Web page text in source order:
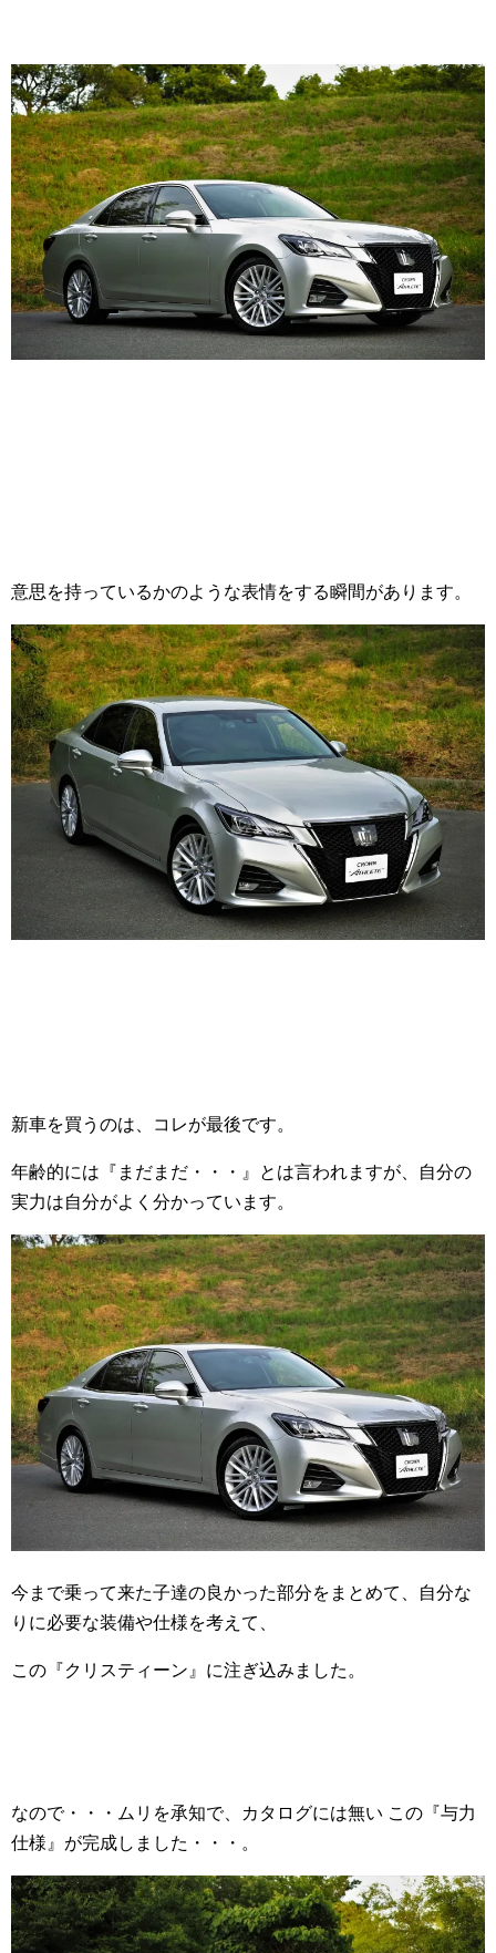
意思を持っているかのような表情をする瞬間があります。
新車を買うのは、コレが最後です。
年齢的には『まだまだ・・・』とは言われますが、自分の
実力は自分がよく分かっています。
今まで乗って来た子達の良かった部分をまとめて、自分な
りに必要な装備や仕様を考えて、
この『クリスティーン』に注ぎ込みました。
なので・・・ムリを承知で、カタログには無い この『与力
仕様』が完成しました・・・。